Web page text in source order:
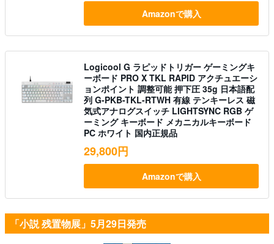
Amazonで購入
Logicool G ラピッドトリガー ゲーミングキ
ーボード PRO X TKL RAPID アクチュエーシ
ョンポイント 調整可能 押下圧 35g 日本語配
列 G-PKB-TKL-RTWH 有線 テンキーレス 磁
気式アナログスイッチ LIGHTSYNC RGB ゲ
ーミング キーボード メカニカルキーボード
PC ホワイト 国内正規品
29,800円
Amazonで購入
「小説 残置物展」5月29日発売